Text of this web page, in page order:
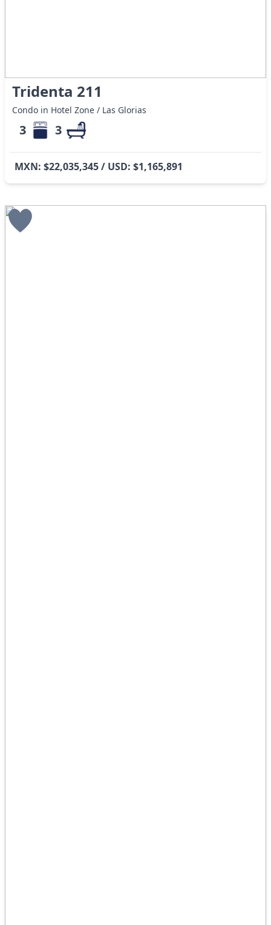
Tridenta 211
Condo in Hotel Zone / Las Glorias
3 3
MXN: $22,035,345 / USD: $1,165,891